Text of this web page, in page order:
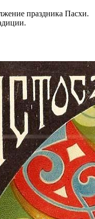
праздника Пасхи.